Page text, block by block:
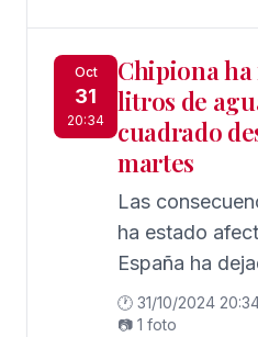
Oct
31
20:34
Chipiona ha
litros de
cuadrado
martes
Las
ha estado
España ha
desde el
mañana de
🕐 31/10/2024
📷 1 foto